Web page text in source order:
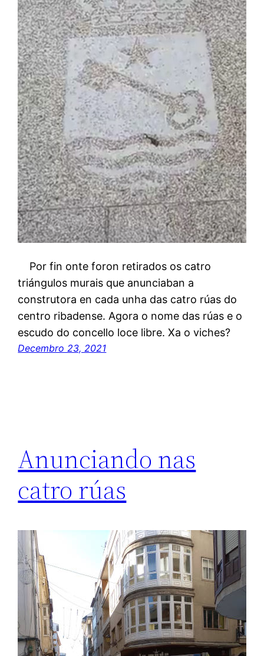
Por fin onte foron retirados os catro
triángulos murais que anunciaban a
construtora en cada unha das catro rúas do
centro ribadense. Agora o nome das rúas e o
escudo do concello loce libre. Xa o viches?
Decembro 23, 2021
Anunciando nas
catro rúas